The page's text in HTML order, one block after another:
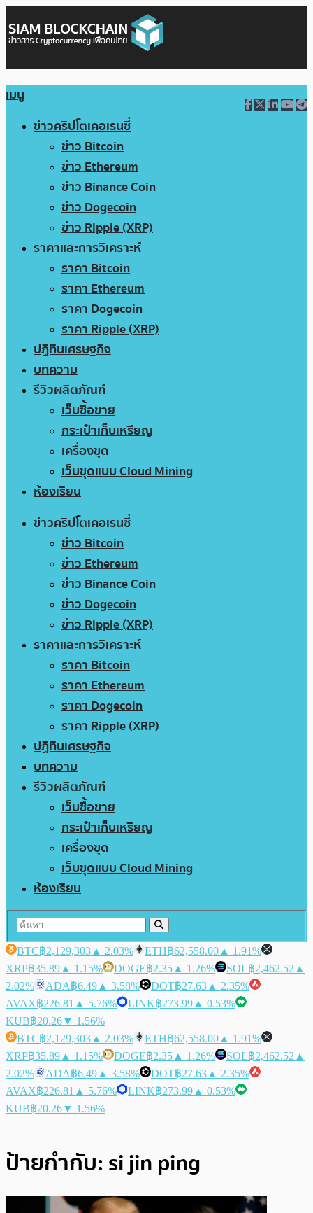
เมนู
ข่าวคริปโตเคอเรนซี่
ข่าว Bitcoin
ข่าว Ethereum
ข่าว Binance Coin
ข่าว Dogecoin
ข่าว Ripple (XRP)
ราคาและการวิเคราะห์
ราคา Bitcoin
ราคา Ethereum
ราคา Dogecoin
ราคา Ripple (XRP)
ปฏิทินเศรษฐกิจ
บทความ
รีวิวผลิตภัณฑ์
เว็บซื้อขาย
กระเป๋าเก็บเหรียญ
เครื่องขุด
เว็บขุดแบบ Cloud Mining
ห้องเรียน
ข่าวคริปโตเคอเรนซี่
ข่าว Bitcoin
ข่าว Ethereum
ข่าว Binance Coin
ข่าว Dogecoin
ข่าว Ripple (XRP)
ราคาและการวิเคราะห์
ราคา Bitcoin
ราคา Ethereum
ราคา Dogecoin
ราคา Ripple (XRP)
ปฏิทินเศรษฐกิจ
บทความ
รีวิวผลิตภัณฑ์
เว็บซื้อขาย
กระเป๋าเก็บเหรียญ
เครื่องขุด
เว็บขุดแบบ Cloud Mining
ห้องเรียน
BTC฿2,129,303 ▲ 2.03% ETH฿62,558.00 ▲ 1.91%
XRP฿35.89 ▲ 1.15% DOGE฿2.35 ▲ 1.26% SOL฿2,462.52 ▲
2.02%
ADA฿6.49 ▲ 3.58% DOT฿27.63 ▲ 2.35%
AVAX฿226.81 ▲ 5.76% LINK฿273.99 ▲ 0.53%
KUB฿20.26▼ 1.56%
BTC฿2,129,303 ▲ 2.03% ETH฿62,558.00 ▲ 1.91%
XRP฿35.89 ▲ 1.15% DOGE฿2.35 ▲ 1.26% SOL฿2,462.52 ▲
2.02%
ADA฿6.49 ▲ 3.58% DOT฿27.63 ▲ 2.35%
AVAX฿226.81 ▲ 5.76% LINK฿273.99 ▲ 0.53%
KUB฿20.26▼ 1.56%
ป้ายกำกับ: si jin ping